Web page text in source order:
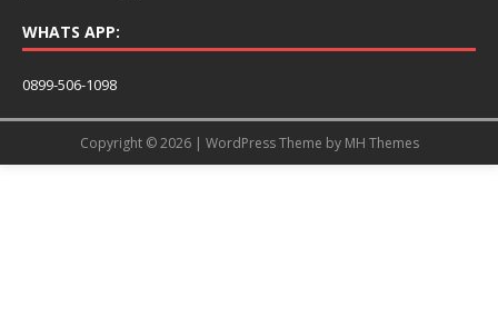
WHATS APP:
0899-506-1098
Copyright © 2026 | WordPress Theme by MH Themes